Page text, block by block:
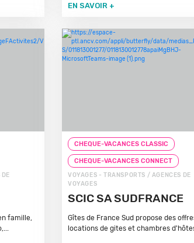
EN SAVOIR +
famille,
CHEQUE-VACANCES CLASSIC
CHEQUE-VACANCES CONNECT
VOYAGES - TRANSPORTS / AGENCES DE
VOYAGES
SCIC SA SUDFRANCE
Gîtes de France Sud propose des
locations de gites et chambres